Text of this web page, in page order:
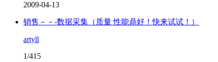
2009-04-13
销售－－-数据采集（质量 性能鼎好！快来试试！）
artyll
1/415